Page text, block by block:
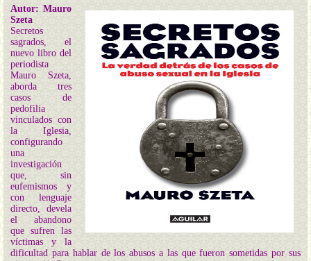
Autor: Mauro
Szeta
Secretos
sagrados, el
nuevo libro del
periodista
Mauro Szeta,
aborda tres
casos de
pedofilia
vinculados con
la Iglesia,
configurando
una
investigación
que, sin
eufemismos y
con lenguaje
directo, devela
el abandono
que sufren las
víctimas y la
dificultad para hablar de los abusos a las que fueron sometidas por sus